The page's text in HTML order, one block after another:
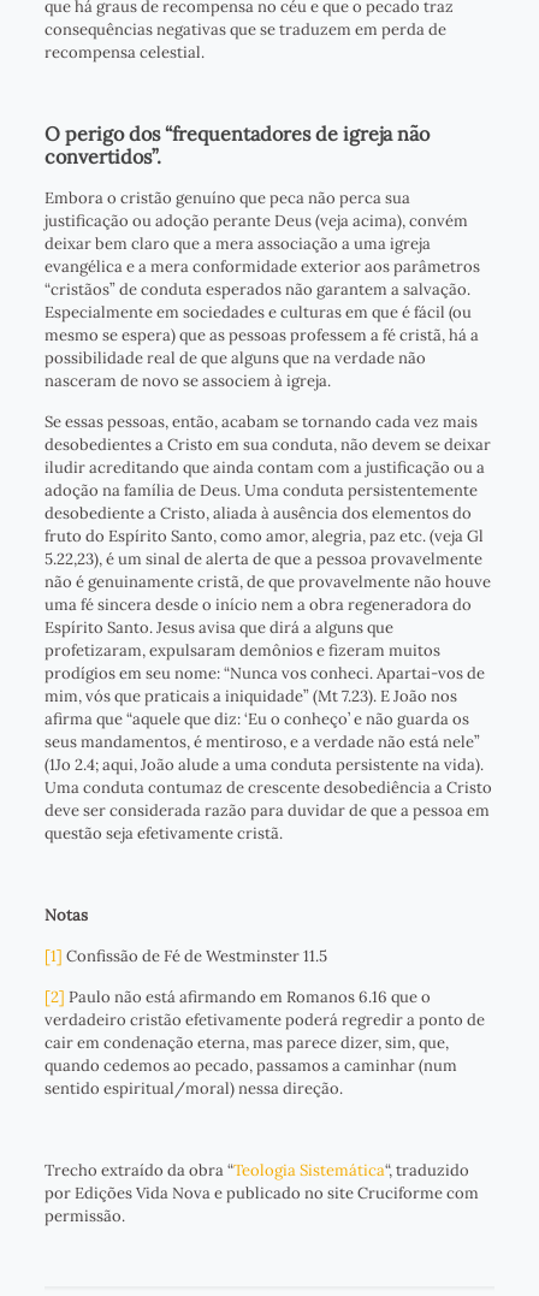
que há graus de recompensa no céu e que o pecado traz
consequências negativas que se traduzem em perda de
recompensa celestial.
O perigo dos “frequentadores de igreja não
convertidos”.
Embora o cristão genuíno que peca não perca sua
justificação ou adoção perante Deus (veja acima), convém
deixar bem claro que a mera associação a uma igreja
evangélica e a mera conformidade exterior aos parâmetros
“cristãos” de conduta esperados não garantem a salvação.
Especialmente em sociedades e culturas em que é fácil (ou
mesmo se espera) que as pessoas professem a fé cristã, há a
possibilidade real de que alguns que na verdade não
nasceram de novo se associem à igreja.
Se essas pessoas, então, acabam se tornando cada vez mais
desobedientes a Cristo em sua conduta, não devem se deixar
iludir acreditando que ainda contam com a justificação ou a
adoção na família de Deus. Uma conduta persistentemente
desobediente a Cristo, aliada à ausência dos elementos do
fruto do Espírito Santo, como amor, alegria, paz etc. (veja Gl
5.22,23), é um sinal de alerta de que a pessoa provavelmente
não é genuinamente cristã, de que provavelmente não houve
uma fé sincera desde o início nem a obra regeneradora do
Espírito Santo. Jesus avisa que dirá a alguns que
profetizaram, expulsaram demônios e fizeram muitos
prodígios em seu nome: “Nunca vos conheci. Apartai-vos de
mim, vós que praticais a iniquidade” (Mt 7.23). E João nos
afirma que “aquele que diz: ‘Eu o conheço’ e não guarda os
seus mandamentos, é mentiroso, e a verdade não está nele”
(1Jo 2.4; aqui, João alude a uma conduta persistente na vida).
Uma conduta contumaz de crescente desobediência a Cristo
deve ser considerada razão para duvidar de que a pessoa em
questão seja efetivamente cristã.
Notas
[1] Confissão de Fé de Westminster 11.5
[2] Paulo não está afirmando em Romanos 6.16 que o
verdadeiro cristão efetivamente poderá regredir a ponto de
cair em condenação eterna, mas parece dizer, sim, que,
quando cedemos ao pecado, passamos a caminhar (num
sentido espiritual/moral) nessa direção.
Trecho extraído da obra “Teologia Sistemática“, traduzido
por Edições Vida Nova e publicado no site Cruciforme com
permissão.